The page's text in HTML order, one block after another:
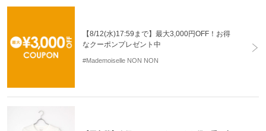
【8/12(水)17:59まで】最大3,000円OFF！お得
なクーポンプレゼント中
#Mademoiselle NON NON